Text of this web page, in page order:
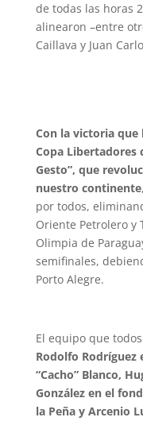
de todas las horas
alinearon –entre
Caillava y Juan
Con la victoria que
Copa Libertadores
Gesto”, que
nuestro continente
por todos,
Oriente Petrolero y
Olimpia de
semifinales,
Porto Alegre.
El equipo que
Rodolfo Rodríguez
“Cacho” Blanco,
González en el
la Peña y Arcenio